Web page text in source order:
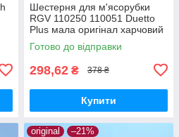
Шестерня для м'ясорубки
RGV 110250 110051 Duetto
Plus мала оригінал харчовий
пластик
Готово до відправки
298,62 ₴ 378 ₴
Купити
original –21%